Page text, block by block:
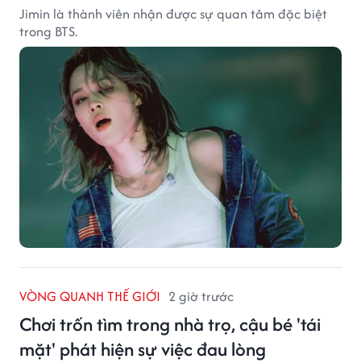
Jimin là thành viên nhận được sự quan tâm đặc biệt
trong BTS.
VÒNG QUANH THẾ GIỚI 2 giờ trước
Chơi trốn tìm trong nhà trọ, cậu bé 'tái
mặt' phát hiện sự việc đau lòng